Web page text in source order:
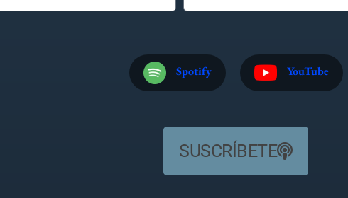
Spotify YouTube
SUSCRÍBETE